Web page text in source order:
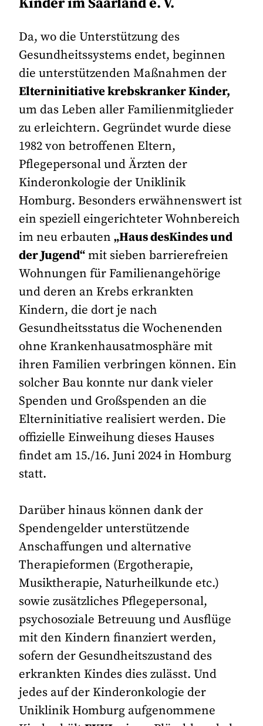
Da, wo die Unterstützung des
Gesundheitssystems endet, beginnen
die unterstützenden Maßnahmen der
Elterninitiative krebskranker Kinder,
um das Leben aller Familienmitglieder
zu erleichtern. Gegründet wurde diese
1982 von betroffenen Eltern,
Pflegepersonal und Ärzten der
Kinderonkologie der Uniklinik
Homburg. Besonders erwähnenswert ist
ein speziell eingerichteter Wohnbereich
im neu erbauten„Haus desKindes und
der Jugend“mit sieben barrierefreien
Wohnungen für Familienangehörige
und deren an Krebs erkrankten
Kindern, die dort je nach
Gesundheitsstatus die Wochenenden
ohne Krankenhausatmosphäre mit
ihren Familien verbringen können. Ein
solcher Bau konnte nur dank vieler
Spenden und Großspenden an die
Elterninitiative realisiert werden. Die
offizielle Einweihung dieses Hauses
findet am 15./16. Juni 2024 in Homburg
statt.
Darüber hinaus können dank der
Spendengelder unterstützende
Anschaffungen und alternative
Therapieformen (Ergotherapie,
Musiktherapie, Naturheilkunde etc.)
sowie zusätzliches Pflegepersonal,
psychosoziale Betreuung und Ausflüge
mit den Kindern finanziert werden,
sofern der Gesundheitszustand des
erkrankten Kindes dies zulässt. Und
jedes auf der Kinderonkologie der
Uniklinik Homburg aufgenommene